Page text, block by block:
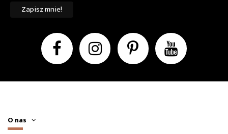
O nas